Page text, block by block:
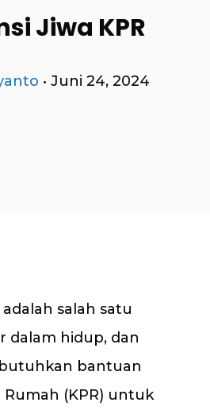
Jiwa KPR
• Juni 24, 2024
salah satu
dalam hidup, dan
bantuan
(KPR) untuk